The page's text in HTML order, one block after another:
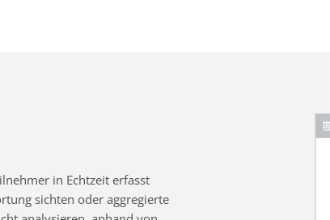
in Echtzeit erfasst
sichten oder aggregierte